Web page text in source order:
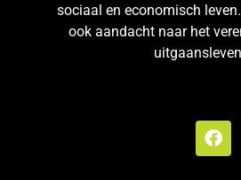
sociaal en economisch
ook aandacht naar het